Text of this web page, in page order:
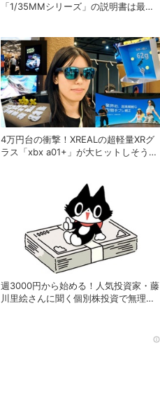
「1/35MMシリーズ」の説明書は最高
4万円台の衝撃！XREALの超軽量XRグ
ラス「xbx a01+」が大ヒットしそうな
週3000円から始める！人気投資家・藤
川里絵さんに聞く個別株投資で無理な